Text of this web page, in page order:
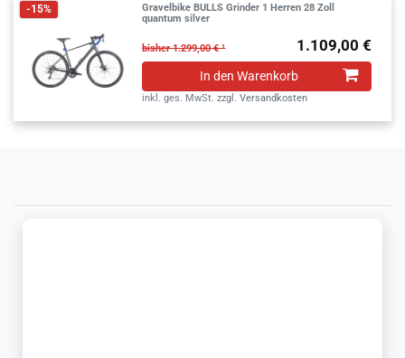
-15%
Gravelbike BULLS Grinder 1 Herren 28 Zoll
quantum silver
bisher 1.299,00 € ¹ 1.109,00 €
In den Warenkorb
inkl. ges. MwSt. zzgl.Versandkosten